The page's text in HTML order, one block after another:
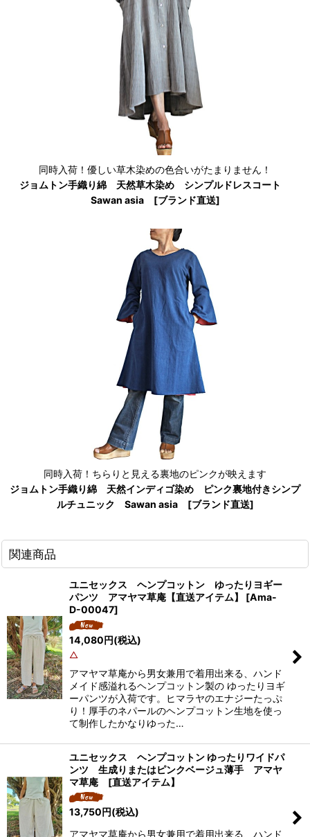
同時入荷！優しい草木染めの色合いがたまりません！
ジョムトン手織り綿 天然草木染め シンプルドレスコート
Sawan asia [ブランド直送]
同時入荷！ちらりと見える裏地のピンクが映えます
ジョムトン手織り綿 天然インディゴ染め ピンク裏地付きシンプ
ルチュニック Sawan asia [ブランド直送]
関連商品
ユニセックス ヘンプコットン ゆったりヨギー
パンツ アマヤマ草庵【直送アイテム】
[Ama-
D-00047]
14,080円(税込)
△
アマヤマ草庵から男女兼用で着用出来る、ハンド
メイド感溢れるヘンプコットン製の ゆったりヨギ
ーパンツが入荷です。ヒマラヤのエナジーたっぷ
り！厚手のネパールのヘンプコットン生地を使っ
て制作したかなりゆった…
ユニセックス ヘンプコットン ゆったりワイドパ
ンツ 生成りまたはピンクベージュ薄手 アマヤ
マ草庵 [直送アイテム】
13,750円(税込)
アマヤマ草庵から男女兼用で着用出来る、ハンド